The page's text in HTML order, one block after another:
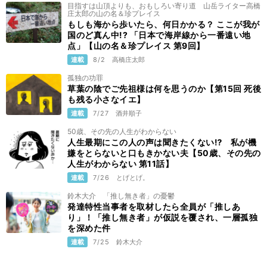
目指すは山頂よりも、おもしろい寄り道 山岳ライター高橋
庄太郎の山の名＆珍プレイス
もしも海から歩いたら、何日かかる？ ここが我が
国のど真ん中!? 「日本で海岸線から一番遠い地
点」【山の名＆珍プレイス 第9回】
連載 8/2 高橋庄太郎
孤独の功罪
草葉の陰でご先祖様は何を思うのか【第15回 死後
も残る小さなイエ】
連載 7/27 酒井順子
50歳、その先の人生がわからない
人生最期にこの人の声は聞きたくない⁉ 私が機
嫌をとらないと口もきかない夫【50歳、その先の
人生がわからない 第11話】
連載 7/26 とげとげ。
鈴木大介 「推し無き者」の憂鬱
発達特性当事者を取材したら全員が「推しあ
り」！「推し無き者」が仮説を覆され、一層孤独
を深めた件
連載 7/25 鈴木大介